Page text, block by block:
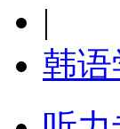
|
韩语